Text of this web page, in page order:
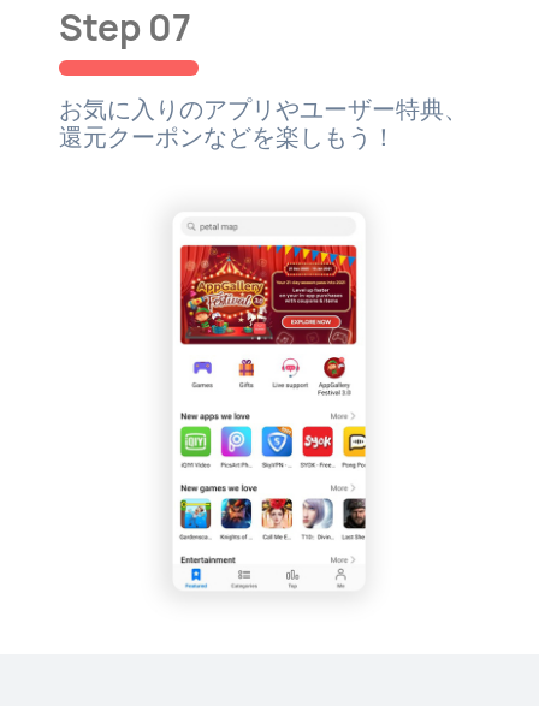
Step 07
お気に入りのアプリやユーザー特典、
還元クーポンなどを楽しもう！